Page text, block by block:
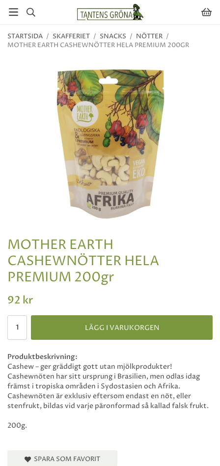
STARTSIDA / SKAFFERIET / SNACKS / NÖTTER /
MOTHER EARTH CASHEWNÖTTER HELA PREMIUM 200GR
MOTHER EARTH
CASHEWNÖTTER HELA
PREMIUM 200gr
92 kr
LÄGG I VARUKORGEN
Produktbeskrivning:
Cashew – ger gräddigt gott utan mjölkprodukter!
Cashewnöten har sitt ursprung i Brasilien, men odlas idag
främst i tropiska områden i Sydostasien och Afrika.
Cashewnöten är exklusiv eftersom endast en nöt, eller
stenfrukt, bildas vid varje päronformad så kallad falsk frukt.
200g.
SPARA SOM FAVORIT